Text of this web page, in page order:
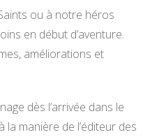
ou à notre héros
en début d’aventure.
améliorations et
dès l’arrivée dans le
manière de l’éditeur des